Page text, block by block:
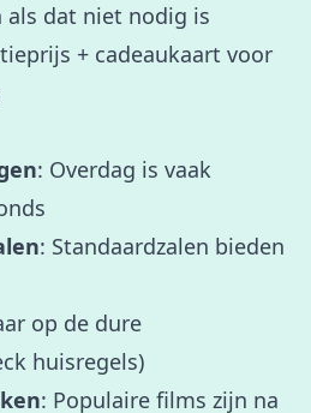
als dat niet nodig is
+ cadeaukaart voor
: Overdag is vaak
: Standaardzalen bieden
op de dure
huisregels)
: Populaire films zijn na